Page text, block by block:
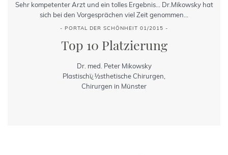
Sehr kompetenter Arzt und ein tolles Ergebnis... Dr.Mikowsky hat
sich bei den Vorgesprächen viel Zeit genommen...
- PORTAL DER SCHÖNHEIT 01/2015 -
Top 10 Platzierung
Dr. med. Peter Mikowsky
Plastischï¿½sthetische Chirurgen,
Chirurgen in Münster